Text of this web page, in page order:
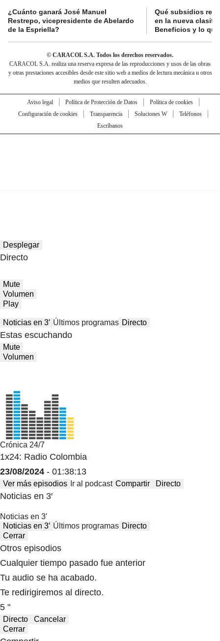
¿Cuánto ganará José Manuel
Restrepo, vicepresidente de Abelardo
de la Espriella?
Qué subsidios
en la nueva
Beneficios y lo
© CARACOL S.A. Todos los derechos reservados.
CARACOL S.A. realiza una reserva expresa de las reproducciones y usos de las obras
y otras prestaciones accesibles desde este sitio web a medios de lectura mecánica u otros
medios que resulten adecuados.
Aviso legal Política de Protección de Datos
Política de cookies
Configuración de cookies
Transparencia Soluciones W
Teléfonos
Escríbanos
Desplegar
Directo
Mute
Volumen
Play
Noticias en 3′ Últimos programas Directo
Estas escuchando
Mute
Volumen
Crónica 24/7
1x24: Radio Colombia
23/08/2024 - 01:38:13
Ver más episodios Ir al podcast Compartir Directo
Noticias en 3′
Noticias en 3′
Noticias en 3′ Últimos programas Directo
Cerrar
Otros episodios
Cualquier tiempo pasado fue anterior
Tu audio se ha acabado.
Te redirigiremos al directo.
5 "
Directo
Cancelar
Cerrar